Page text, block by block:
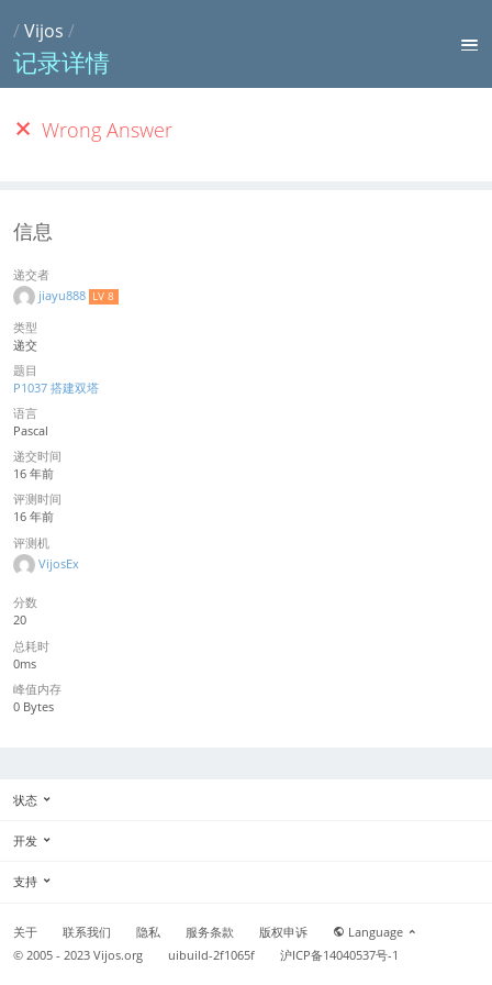
/Vijos /
记录详情
Wrong Answer
信息
递交者
jiayu888 LV 8
类型
递交
题目
P1037 搭建双塔
语言
Pascal
递交时间
16 年前
评测时间
16 年前
评测机
VijosEx
分数
20
总耗时
0ms
峰值内存
0 Bytes
状态
开发
支持
关于 联系我们 隐私 服务条款 版权申诉
Language
© 2005 - 2023Vijos.org uibuild-2f1065f 沪ICP备14040537号-1